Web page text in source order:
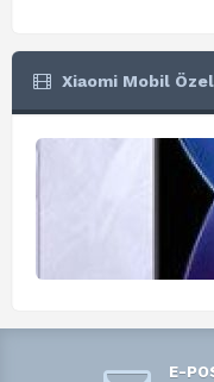
Xiaomi Mobil
E-